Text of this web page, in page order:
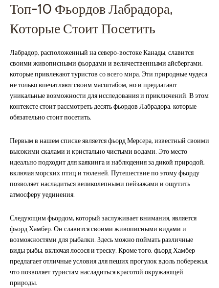
Топ-10 Фьордов Лабрадора,
Которые Стоит Посетить
Лабрадор, расположенный на северо-востоке Канады, славится
своими живописными фьордами и величественными айсбергами,
которые привлекают туристов со всего мира. Эти природные чудеса
не только впечатляют своим масштабом, но и предлагают
уникальные возможности для исследования и приключений. В этом
контексте стоит рассмотреть десять фьордов Лабрадора, которые
обязательно стоит посетить.
Первым в нашем списке является фьорд Мерсера, известный своими
высокими скалами и кристально чистыми водами. Это место
идеально подходит для каякинга и наблюдения за дикой природой,
включая морских птиц и тюленей. Путешествие по этому фьорду
позволяет насладиться великолепными пейзажами и ощутить
атмосферу уединения.
Следующим фьордом, который заслуживает внимания, является
фьорд Хамбер. Он славится своими живописными видами и
возможностями для рыбалки. Здесь можно поймать различные
виды рыбы, включая лосося и треску. Кроме того, фьорд Хамбер
предлагает отличные условия для пеших прогулок вдоль побережья,
что позволяет туристам насладиться красотой окружающей
природы.